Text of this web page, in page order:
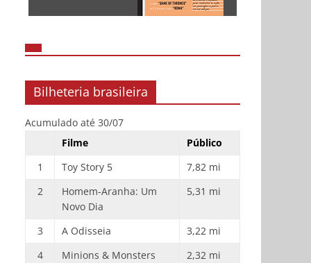
Bilheteria brasileira
Acumulado até 30/07
Filme
Público
1
Toy Story 5
7,82 mi
2
Homem-Aranha: Um
Novo Dia
5,31 mi
3 A Odisseia
3,22 mi
4
Minions & Monsters
2,32 mi